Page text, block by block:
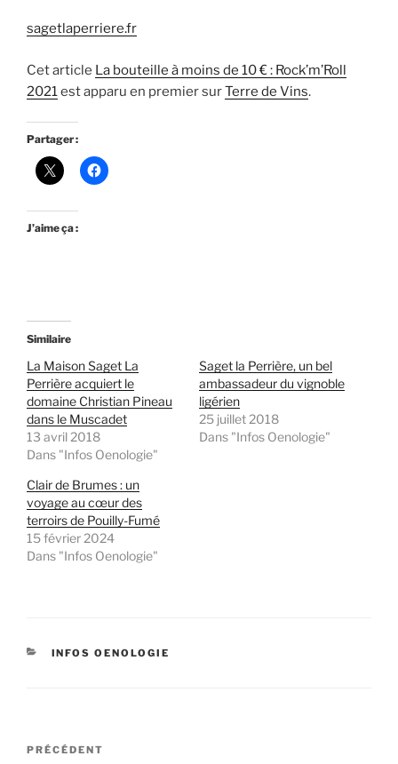
sagetlaperriere.fr
Cet article La bouteille à moins de 10 € : Rock’m’Roll
2021est apparu en premier surTerre de Vins.
Partager :
J’aime ça :
Similaire
La Maison Saget La
Perrière acquiert le
domaine Christian Pineau
dans le Muscadet
13 avril 2018
Dans "Infos Oenologie"
Saget la Perrière, un bel
ambassadeur du vignoble
ligérien
25 juillet 2018
Dans "Infos Oenologie"
Clair de Brumes : un
voyage au cœur des
terroirs de Pouilly-Fumé
15 février 2024
Dans "Infos Oenologie"
CATÉGORIES
INFOS OENOLOGIE
Navigation
Article
PRÉCÉDENT